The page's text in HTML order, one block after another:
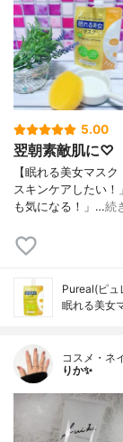
5.00
翌朝素敵肌に♡
【眠れる美女マス
スキンケアしたい
も気になる！」…続
Pureal(ピュ
眠れる美女
コスメ・ネ
りか✨